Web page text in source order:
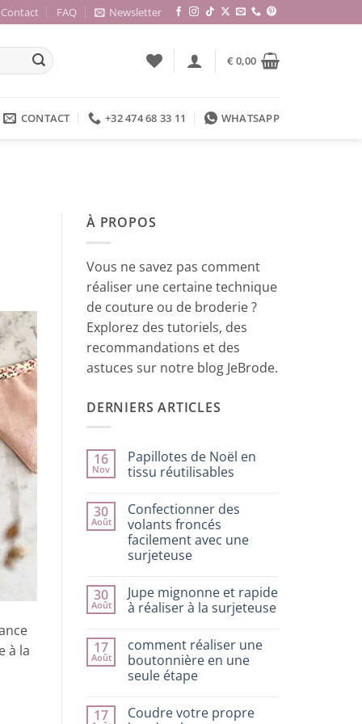
Contact FAQ Newsletter
€ 0,00
CONTACT +32 474 68 33 11 WHATSAPP
à la
À PROPOS
Vous ne savez pas comment
réaliser une certaine technique
de couture ou de broderie ?
Explorez des tutoriels, des
recommandations et des
astuces sur notre blog JeBrode.
DERNIERS ARTICLES
16
Nov
Papillotes de Noël en
tissu réutilisables
sur
Papillotes
de
Noël
en
tissu
30
Août
Confectionner des
volants froncés
facilement avec une
surjeteuse
sur
Confectionner
des
facilement
avec
une
surjeteuse
30
Août
Jupe mignonne et rapide
à réaliser à la surjeteuse
sur
Jupe
mignonne
et
réaliser
à
17
Août
comment réaliser une
boutonnière en une
seule étape
sur
17
Coudre votre propre